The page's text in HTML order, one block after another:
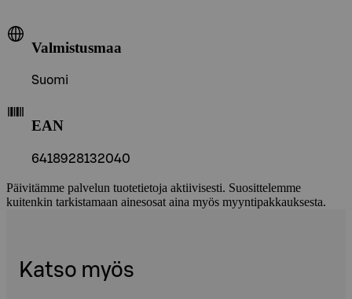
Valmistusmaa
Suomi
EAN
6418928132040
Päivitämme palvelun tuotetietoja aktiivisesti. Suosittelemme
kuitenkin tarkistamaan ainesosat aina myös myyntipakkauksesta.
Katso myös